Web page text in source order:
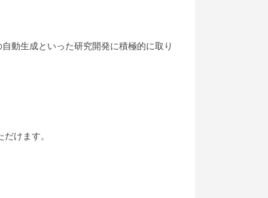
動生成といった研究開発に積極的に取り
けます。